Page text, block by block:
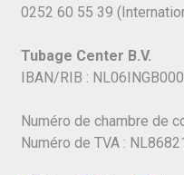
0252 60 55 39
Tubage Center B.V.
IBAN/RIB :
Numéro de chambre de
Numéro de TVA :